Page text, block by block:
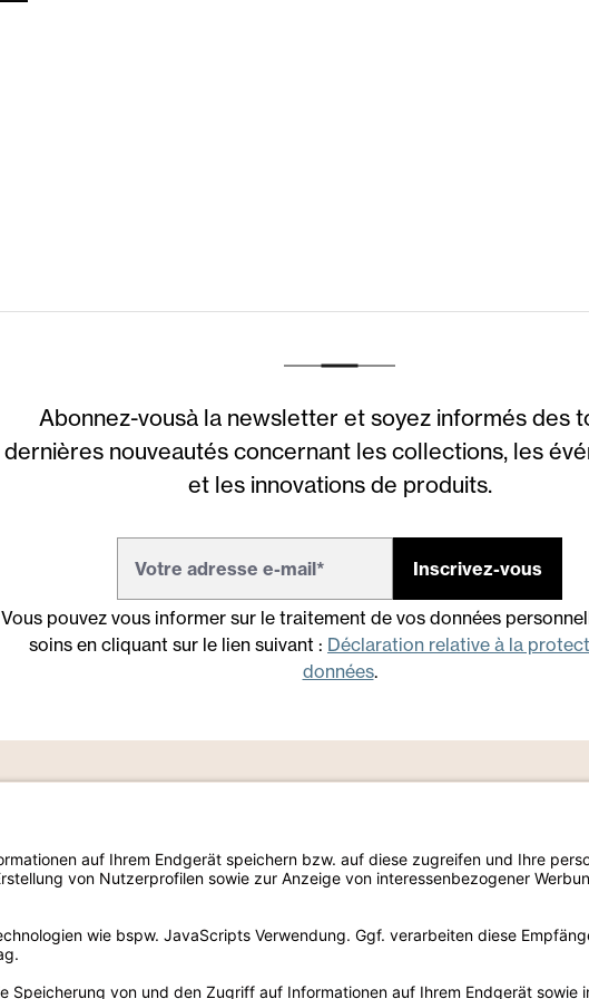
Abonnez-vousà la newsletter et soyez informés des
dernières nouveautés concernant les collections, les
et les innovations de produits.
Inscrivez-vous
Vous pouvez vous informer sur le traitement de vos données
soins en cliquant sur le lien suivant : Déclaration relative à la
données.
À propos de nous
Durabilité
Références
Welchome
Color & Shapes
Urban House
Color
Stone